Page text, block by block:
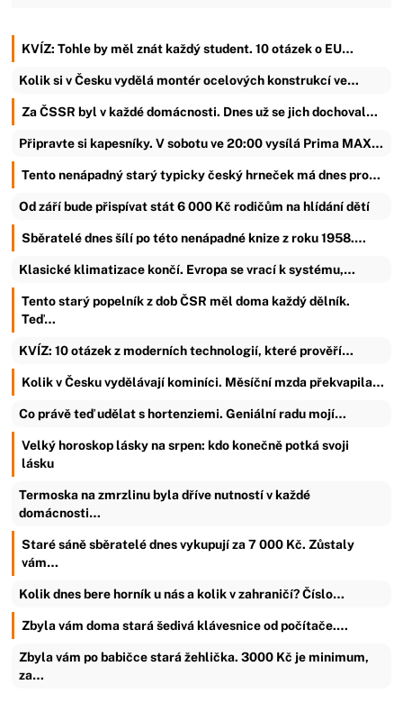
KVÍZ: Tohle by měl znát každý student. 10 otázek o EU…
Kolik si v Česku vydělá montér ocelových konstrukcí ve…
Za ČSSR byl v každé domácnosti. Dnes už se jich dochoval…
Připravte si kapesníky. V sobotu ve 20:00 vysílá Prima MAX…
Tento nenápadný starý typicky český hrneček má dnes pro…
Od září bude přispívat stát 6 000 Kč rodičům na hlídání dětí
Sběratelé dnes šílí po této nenápadné knize z roku 1958.…
Klasické klimatizace končí. Evropa se vrací k systému,…
Tento starý popelník z dob ČSR měl doma každý dělník.
Teď…
KVÍZ: 10 otázek z moderních technologií, které prověří…
Kolik v Česku vydělávají kominíci. Měsíční mzda překvapila…
Co právě teď udělat s hortenziemi. Geniální radu mojí…
Velký horoskop lásky na srpen: kdo konečně potká svoji
lásku
Termoska na zmrzlinu byla dříve nutností v každé
domácnosti…
Staré sáně sběratelé dnes vykupují za 7 000 Kč. Zůstaly
vám…
Kolik dnes bere horník u nás a kolik v zahraničí? Číslo…
Zbyla vám doma stará šedivá klávesnice od počítače.…
Zbyla vám po babičce stará žehlička. 3000 Kč je minimum,
za…